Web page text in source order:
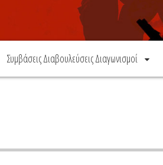
Συμβάσεις Διαβουλεύσεις Διαγωνισμοί